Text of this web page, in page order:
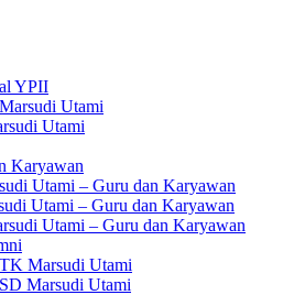
YPII
Utami
Utami
Karyawan
Utami – Guru dan Karyawan
Utami – Guru dan Karyawan
Utami – Guru dan Karyawan
Marsudi Utami
Marsudi Utami